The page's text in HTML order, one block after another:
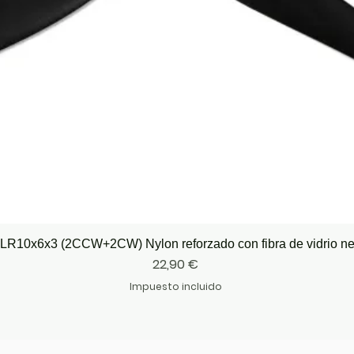
Vista rápida
(2CCW+2CW) Nylon reforzado con fibra de vidrio
Precio
22,90 €
Impuesto incluido